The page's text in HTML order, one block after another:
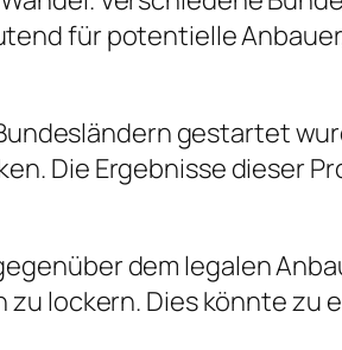
für potentielle
gestartet
Die Ergebnisse dieser
dem legalen
lockern. Dies könnte